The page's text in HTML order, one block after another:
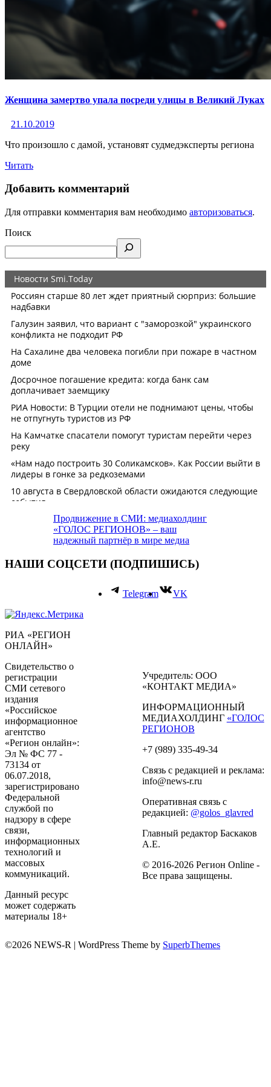
Женщина замертво упала посреди улицы в Великий Луках
21.10.2019
Что произошло с дамой, установят судмедэксперты региона
Читать
Добавить комментарий
Для отправки комментария вам необходимо авторизоваться.
Поиск
Продвижение в СМИ: медиахолдинг
«ГОЛОС РЕГИОНОВ» – ваш
надежный партнёр в мире медиа
НАШИ СОЦСЕТИ (ПОДПИШИСЬ)
Telegram VK
РИА «РЕГИОН
ОНЛАЙН»
Свидетельство о
регистрации
СМИ сетевого
издания
«Российское
информационное
агентство
«Регион онлайн»:
Эл № ФС 77 -
73134 от
06.07.2018,
зарегистрировано
Федеральной
службой по
надзору в сфере
связи,
информационных
технологий и
массовых
коммуникаций.
Данный ресурс
может содержать
материалы 18+
Учредитель: ООО
«КОНТАКТ МЕДИА»
ИНФОРМАЦИОННЫЙ
МЕДИАХОЛДИНГ «ГОЛОС
РЕГИОНОВ
+7 (989) 335-49-34
Связь с редакцией и реклама:
info@news-r.ru
Оперативная связь с
редакцией: @golos_glavred
Главный редактор Баскаков
А.Е.
© 2016-2026 Регион Online -
Все права защищены.
©2026 NEWS-R | WordPress Theme by SuperbThemes